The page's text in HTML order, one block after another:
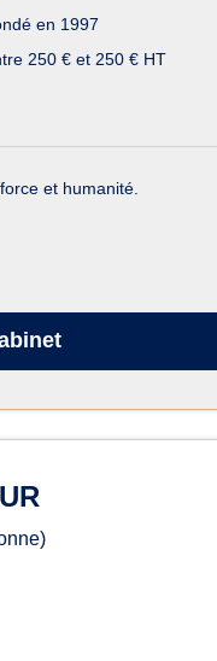
en 1997
250 € et 250 € HT
et humanité.